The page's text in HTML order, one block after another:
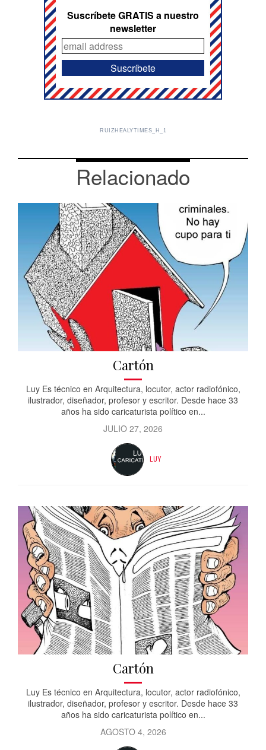
Suscríbete GRATIS a nuestro
newsletter
RUIZHEALYTIMES_H_1
Relacionado
Cartón
Luy Es técnico en Arquitectura, locutor, actor radiofónico,
ilustrador, diseñador, profesor y escritor. Desde hace 33
años ha sido caricaturista político en...
JULIO 27, 2026
LUY
Cartón
Luy Es técnico en Arquitectura, locutor, actor radiofónico,
ilustrador, diseñador, profesor y escritor. Desde hace 33
años ha sido caricaturista político en...
AGOSTO 4, 2026